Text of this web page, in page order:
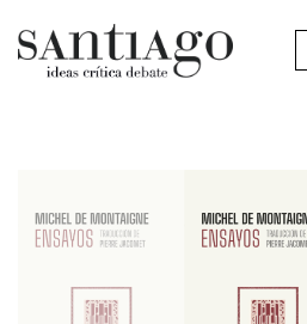
Archivo Cenfoto-UDP
Artes visuales